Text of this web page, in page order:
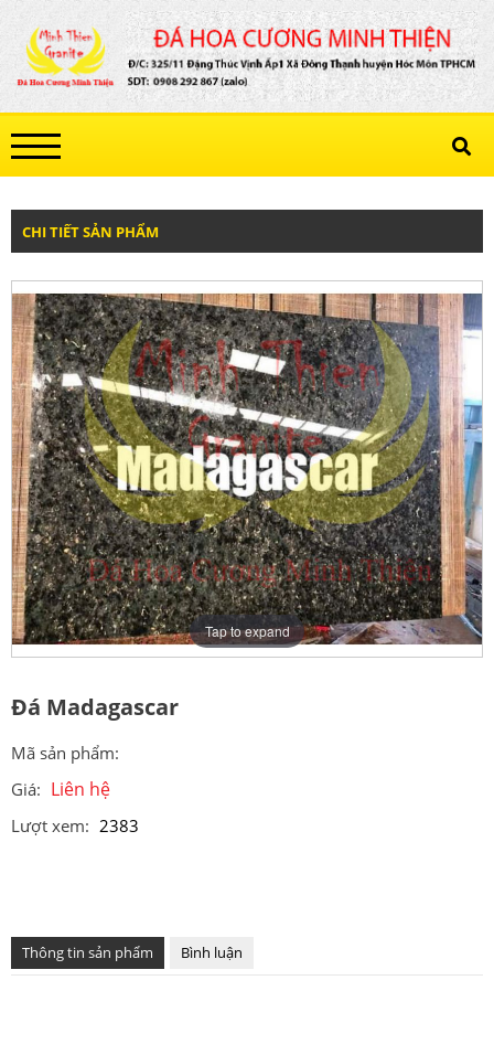
CHI TIẾT SẢN PHẨM
Tap to expand
Đá Madagascar
Mã sản phẩm:
Giá: Liên hệ
Lượt xem: 2383
Thông tin sản phẩm Bình luận